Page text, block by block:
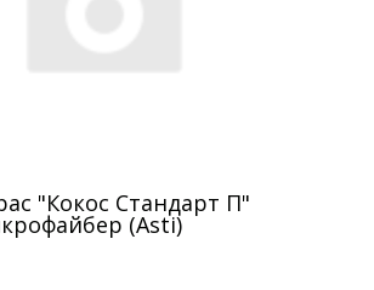
"Кокос Стандарт П"
(Asti)